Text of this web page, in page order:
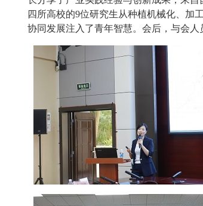
四所高校的9位研究生从种植机械化、加
协同发展注入了青年智慧。会后，与会人